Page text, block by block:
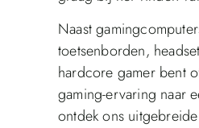
Naast
toetsenborden,
hardcore gamer bent
gaming-ervaring naar
ontdek ons